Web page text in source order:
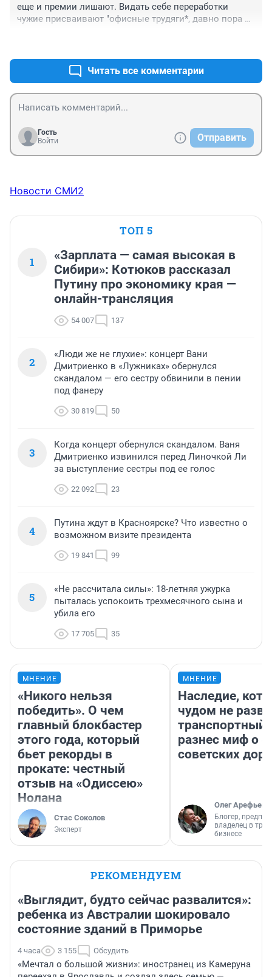
еще и премии лишают. Видать себе переработки
чужие присваивают "офисные трудяги*, давно пора их
Читать все комментарии
Гость
Войти
Отправить
Новости СМИ2
ТОП 5
1
«Зарплата — самая высокая в
Сибири»: Котюков рассказал
Путину про экономику края —
онлайн-трансляция
54 007 137
2
«Люди же не глухие»: концерт Вани
Дмитриенко в «Лужниках» обернулся
скандалом — его сестру обвинили в пении
под фанеру
30 819 50
3
Когда концерт обернулся скандалом. Ваня
Дмитриенко извинился перед Линочкой Ли
за выступление сестры под ее голос
22 092 23
4
Путина ждут в Красноярске? Что известно о
возможном визите президента
19 841 99
5
«Не рассчитала силы»: 18-летняя ужурка
пыталась успокоить трехмесячного сына и
убила его
17 705 35
МНЕНИЕ
«Никого нельзя
победить». О чем
главный блокбастер
этого года, который
бьет рекорды в
прокате: честный
отзыв на «Одиссею»
Нолана
Стас Соколов
Эксперт
МНЕНИЕ
Наследие,
чудом не
транспортный
разнес миф о
советских
Олег Арефьев
Блогер,
владелец в
бизнесе
РЕКОМЕНДУЕМ
«Выглядит, будто сейчас развалится»:
ребенка из Австралии шокировало
состояние зданий в Приморье
4 часа 3 155 Обсудить
«Мечтал о большой жизни»: иностранец из Камеруна